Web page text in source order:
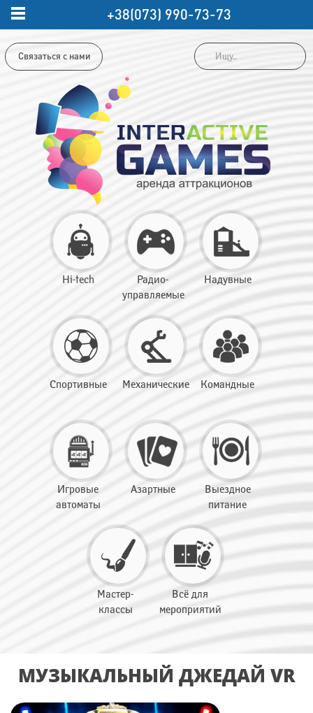
Связаться с нами
Hi-tech
Радио-
управляемые
Надувные
Спортивные Механические Командные
Игровые
автоматы
Азартные
Выездное
питание
Мастер-
классы
Всё для
мероприятий
МУЗЫКАЛЬНЫЙ ДЖЕДАЙ VR
+38(073) 990-73-73